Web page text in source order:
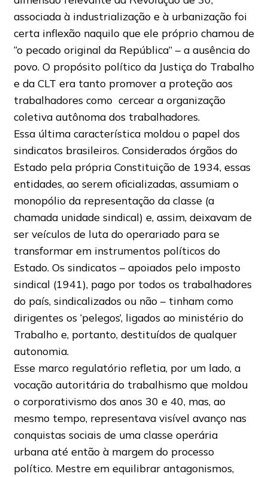
associada à industrialização e à urbanização foi
certa inflexão naquilo que ele próprio chamou de
“o pecado original da República” – a ausência do
povo. O propósito político da Justiça do Trabalho
e da CLT era tanto promover a proteção aos
trabalhadores como cercear a organização
coletiva autônoma dos trabalhadores.
Essa última característica moldou o papel dos
sindicatos brasileiros. Considerados órgãos do
Estado pela própria Constituição de 1934, essas
entidades, ao serem oficializadas, assumiam o
monopólio da representação da classe (a
chamada unidade sindical) e, assim, deixavam de
ser veículos de luta do operariado para se
transformar em instrumentos políticos do
Estado. Os sindicatos – apoiados pelo imposto
sindical (1941), pago por todos os trabalhadores
do país, sindicalizados ou não – tinham como
dirigentes os ‘pelegos’, ligados ao ministério do
Trabalho e, portanto, destituídos de qualquer
autonomia.
Esse marco regulatório refletia, por um lado, a
vocação autoritária do trabalhismo que moldou
o corporativismo dos anos 30 e 40, mas, ao
mesmo tempo, representava visível avanço nas
conquistas sociais de uma classe operária
urbana até então à margem do processo
político. Mestre em equilibrar antagonismos,